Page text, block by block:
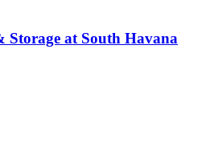
at South Havana